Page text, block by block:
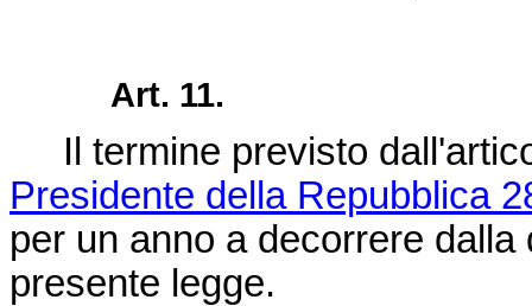
Art. 11.
Il termine previsto
Presidente della Repubblica
per un anno a decorrere
presente legge.